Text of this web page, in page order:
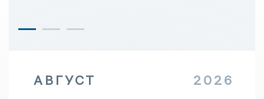
АВГУСТ 2026